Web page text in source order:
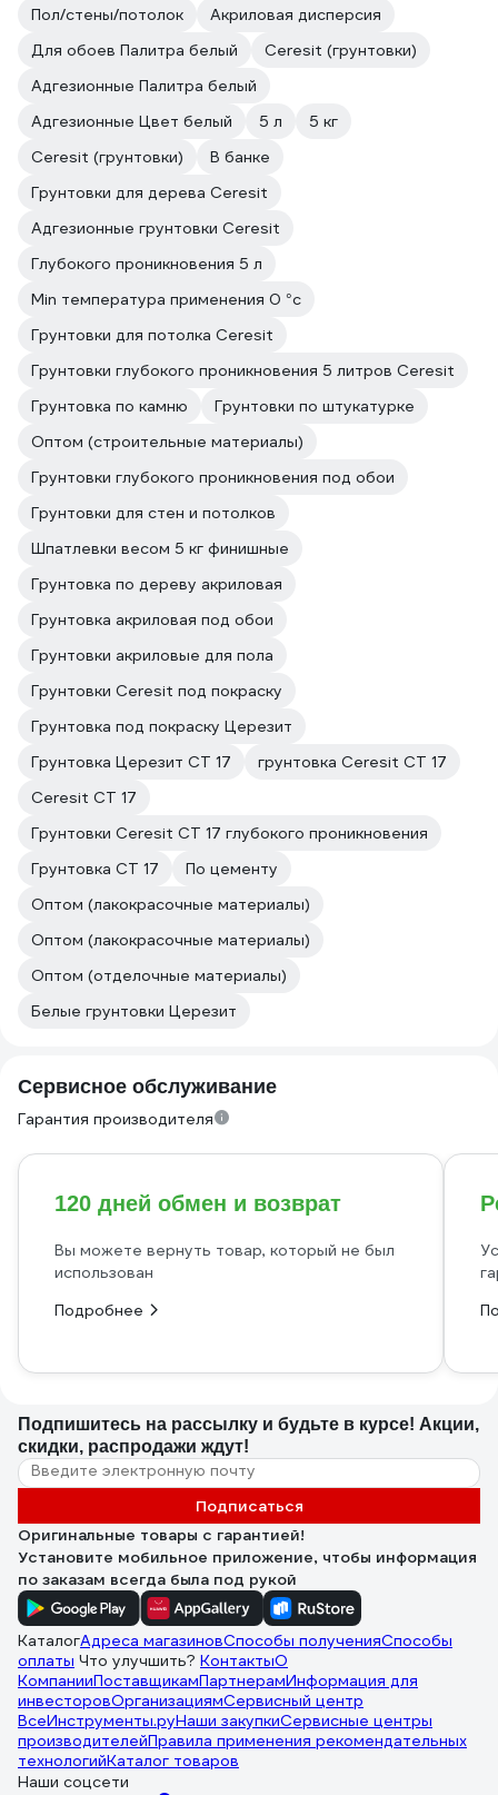
Пол/стены/потолок
Акриловая дисперсия
Для обоев Палитра белый
Ceresit (грунтовки)
Адгезионные Палитра белый
Адгезионные Цвет белый
5 л
5 кг
Ceresit (грунтовки)
В банке
Грунтовки для дерева Ceresit
Адгезионные грунтовки Ceresit
Глубокого проникновения 5 л
Min температура применения 0 °с
Грунтовки для потолка Ceresit
Грунтовки глубокого проникновения 5 литров Ceresit
Грунтовка по камню
Грунтовки по штукатурке
Оптом (строительные материалы)
Грунтовки глубокого проникновения под обои
Грунтовки для стен и потолков
Шпатлевки весом 5 кг финишные
Грунтовка по дереву акриловая
Грунтовка акриловая под обои
Грунтовки акриловые для пола
Грунтовки Ceresit под покраску
Грунтовка под покраску Церезит
Грунтовка Церезит CT 17
грунтовка Ceresit CT 17
Ceresit CT 17
Грунтовки Ceresit CT 17 глубокого проникновения
Грунтовка CT 17
По цементу
Оптом (лакокрасочные материалы)
Оптом (лакокрасочные материалы)
Оптом (отделочные материалы)
Белые грунтовки Церезит
Сервисное обслуживание
Гарантия производителя
120 дней обмен и возврат
Вы можете вернуть товар, который не был
использован
Подробнее
Подпишитесь на рассылку и будьте в курсе! Акции,
скидки, распродажи ждут!
Подписаться
Оригинальные товары с гарантией!
Установите мобильное приложение, чтобы информация
по заказам всегда была под рукой
КаталогАдреса магазиновСпособы полученияСпособы
оплаты Что улучшить? КонтактыО
КомпанииПоставщикамПартнерамИнформация для
инвесторовОрганизациямСервисный центр
ВсеИнструменты.руНаши закупкиСервисные центры
производителейПравила применения рекомендательных
технологийКаталог товаров
Наши соцсети